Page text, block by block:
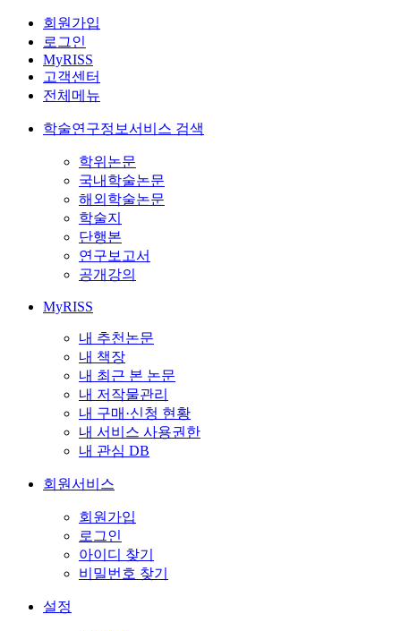
회원가입
로그인
MyRISS
고객센터
전체메뉴
학술연구정보서비스 검색
학위논문
국내학술논문
해외학술논문
학술지
단행본
연구보고서
공개강의
MyRISS
내 추천논문
내 책장
내 최근 본 논문
내 저작물관리
내 구매·신청 현황
내 서비스 사용권한
내 관심 DB
회원서비스
회원가입
로그인
아이디 찾기
비밀번호 찾기
설정